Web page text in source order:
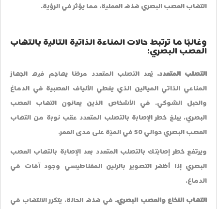
التهاب العصب البصري هذه العملية، مما يؤثر في الرؤية.
وغالبًا ما ترتبط حالات المناعة الذاتية التالية بالتهاب
العصب البصري:
التصلب المتعدد.يُعد التصلب المتعدد مرضًا يهاجم فيه الجهاز
المناعي الذاتي الميالين الذي يغطي الألياف العصبية في الدماغ
والحبل الشوكي. في الأشخاص الذين يعانون التهاب العصب
البصري، يبلغ خطر الإصابة بالتصلب المتعدد عقب نوبة من التهاب
العصب البصري حوالي 50 في المئة على مدى العمر.
ويرتفع خطر إصابتك بالتصلب المتعدد بعد الإصابة بالتهاب العصب
البصري إذا أظهر التصوير بالرنين المغناطيسي وجود آفات في
الدماغ.
التهاب النخاع والعصب البصري.في هذه الحالة، يتكرر الالتهاب في